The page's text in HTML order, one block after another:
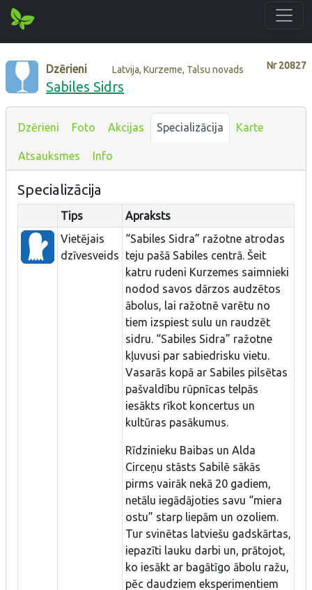
Nr20827
Dzērieni Latvija, Kurzeme, Talsu novads
Sabiles Sidrs
Dzērieni Foto Akcijas Specializācija Karte
Atsauksmes Info
Specializācija
Tips
Apraksts
Vietējais
dzīvesveids
“Sabiles Sidra” ražotne atrodas
teju pašā Sabiles centrā. Šeit
katru rudeni Kurzemes saimnieki
nodod savos dārzos audzētos
ābolus, lai ražotnē varētu no
tiem izspiest sulu un raudzēt
sidru. “Sabiles Sidra” ražotne
kļuvusi par sabiedrisku vietu.
Vasarās kopā ar Sabiles pilsētas
pašvaldību rūpnīcas telpās
iesākts rīkot koncertus un
kultūras pasākumus.
Rīdzinieku Baibas un Alda
Circeņu stāsts Sabilē sākās
pirms vairāk nekā 20 gadiem,
netālu iegādājoties savu “miera
ostu” starp liepām un ozoliem.
Tur svinētas latviešu gadskārtas,
iepazīti lauku darbi un, prātojot,
ko iesākt ar bagātīgo ābolu ražu,
pēc daudziem eksperimentiem